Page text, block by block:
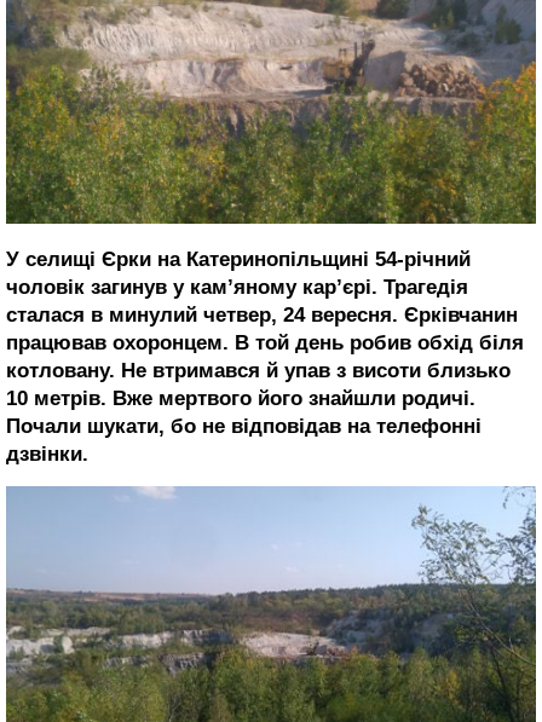
У селищі Єрки на Катеринопільщині 54-річний
чоловік загинув у кам’яному кар’єрі. Трагедія
сталася в минулий четвер, 24 вересня. Єрківчанин
працював охоронцем. В той день робив обхід біля
котловану. Не втримався й упав з висоти близько
10 метрів. Вже мертвого його знайшли родичі.
Почали шукати, бо не відповідав на телефонні
дзвінки.